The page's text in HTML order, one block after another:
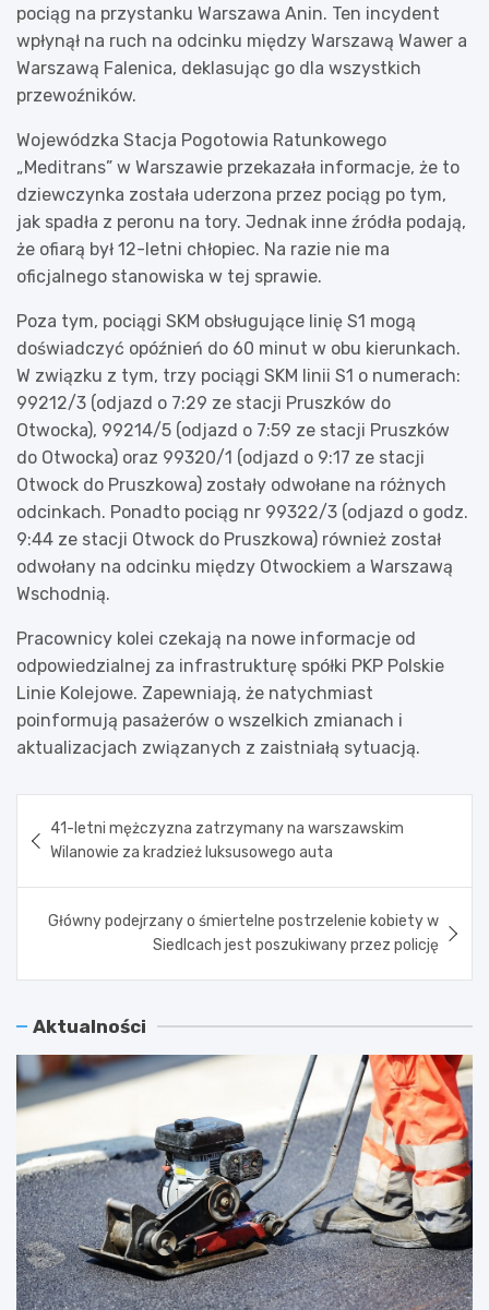
pociąg na przystanku Warszawa Anin. Ten incydent
wpłynął na ruch na odcinku między Warszawą Wawer a
Warszawą Falenica, deklasując go dla wszystkich
przewoźników.
Wojewódzka Stacja Pogotowia Ratunkowego
„Meditrans” w Warszawie przekazała informacje, że to
dziewczynka została uderzona przez pociąg po tym,
jak spadła z peronu na tory. Jednak inne źródła podają,
że ofiarą był 12-letni chłopiec. Na razie nie ma
oficjalnego stanowiska w tej sprawie.
Poza tym, pociągi SKM obsługujące linię S1 mogą
doświadczyć opóźnień do 60 minut w obu kierunkach.
W związku z tym, trzy pociągi SKM linii S1 o numerach:
99212/3 (odjazd o 7:29 ze stacji Pruszków do
Otwocka), 99214/5 (odjazd o 7:59 ze stacji Pruszków
do Otwocka) oraz 99320/1 (odjazd o 9:17 ze stacji
Otwock do Pruszkowa) zostały odwołane na różnych
odcinkach. Ponadto pociąg nr 99322/3 (odjazd o godz.
9:44 ze stacji Otwock do Pruszkowa) również został
odwołany na odcinku między Otwockiem a Warszawą
Wschodnią.
Pracownicy kolei czekają na nowe informacje od
odpowiedzialnej za infrastrukturę spółki PKP Polskie
Linie Kolejowe. Zapewniają, że natychmiast
poinformują pasażerów o wszelkich zmianach i
aktualizacjach związanych z zaistniałą sytuacją.
wpisu
41-letni mężczyzna zatrzymany na warszawskim
Wilanowie za kradzież luksusowego auta
Główny podejrzany o śmiertelne postrzelenie kobiety w
Siedlcach jest poszukiwany przez policję
Aktualności